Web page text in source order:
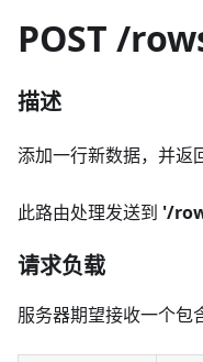
POST /
描述
添加一行新数据，并返
此路由处理发送到 '/
请求负载
服务器期望接收一个包